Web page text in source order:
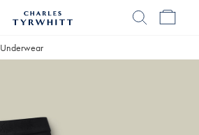
Underwear